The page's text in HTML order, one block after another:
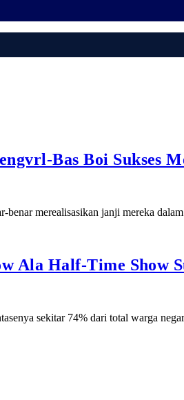
Bas Boi Sukses
merealisasikan janji mereka
Ala Half-Time Show
sekitar 74% dari total warga